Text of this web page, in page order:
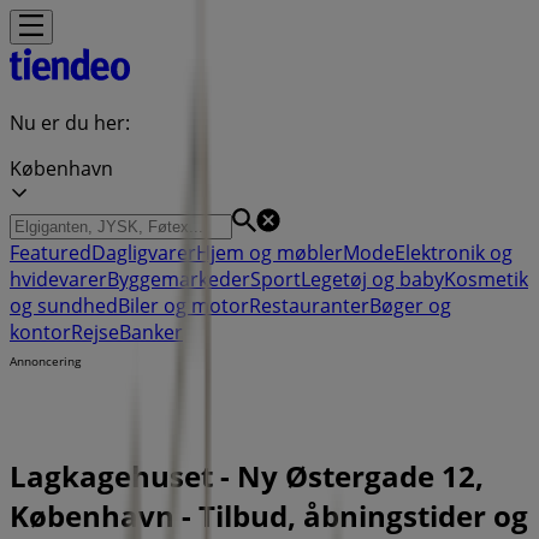
Nu er du her:
København
FeaturedDagligvarerHjem og møblerModeElektronik og
hvidevarerByggemarkederSportLegetøj og babyKosmetik
og sundhedBiler og motorRestauranterBøger og
kontorRejseBanker
Annoncering
Lagkagehuset - Ny Østergade 12,
København - Tilbud, åbningstider og